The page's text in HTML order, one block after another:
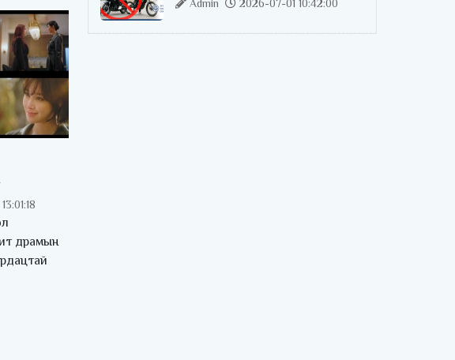
нь
драмын
Admin 2026-07-01 10:42:00